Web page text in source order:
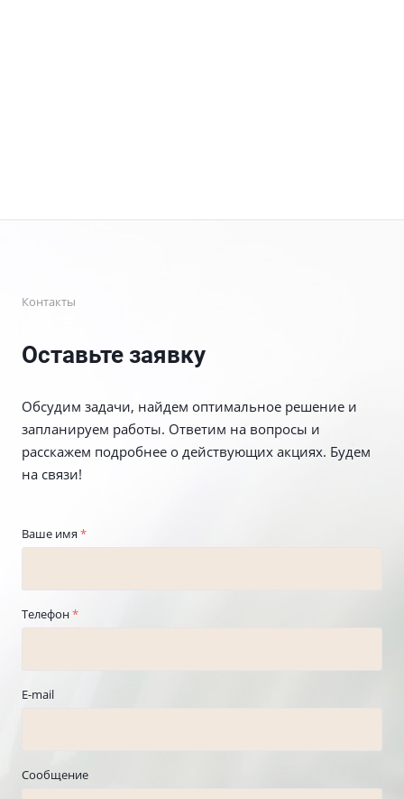
Контакты
Оставьте заявку
Обсудим задачи, найдем оптимальное решение и
запланируем работы. Ответим на вопросы и
расскажем подробнее о действующих акциях. Будем
на связи!
Ваше имя *
Телефон*
E-mail
Сообщение